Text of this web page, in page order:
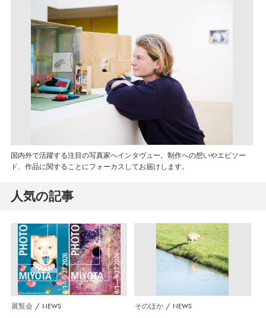
国内外で活躍する注目の写真家へインタヴュー。制作への想いやエピソー
ド、作品に関することにフォーカスしてお届けします。
人気の記事
展覧会 NEWS そのほか NEWS